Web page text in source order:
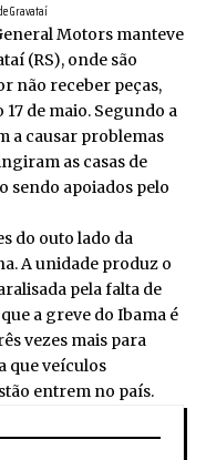
Gravataí
Motors manteve
(RS), onde são
não receber peças,
de maio. Segundo a
a causar problemas
as casas de
sendo apoiados pelo
do outo lado da
A unidade produz o
pela falta de
a greve do Ibama é
vezes mais para
que veículos
entrem no país.